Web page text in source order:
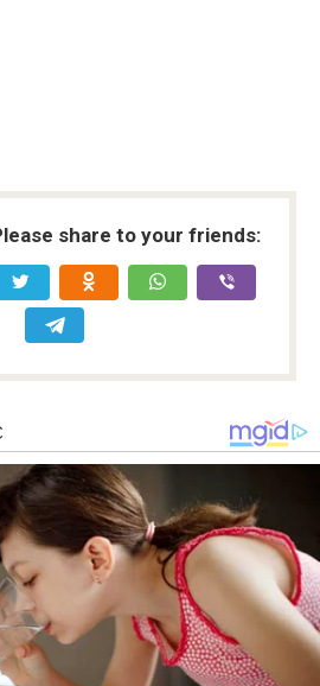
share to your friends: